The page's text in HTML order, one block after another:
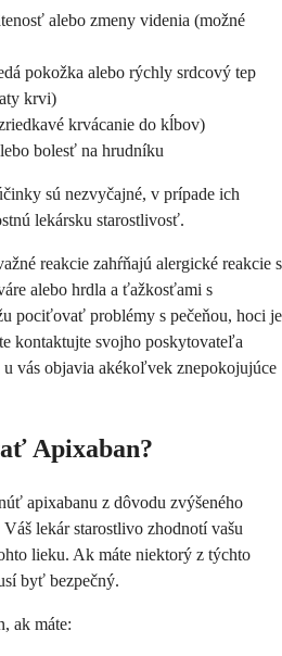
alebo zmeny videnia (možné
pokožka alebo rýchly srdcový tep
krvi)
krvácanie do kĺbov)
bolesť na hrudníku
sú nezvyčajné, v prípade ich
lekársku starostlivosť.
reakcie zahŕňajú alergické reakcie s
alebo hrdla a ťažkosťami s
pociťovať problémy s pečeňou, hoci je
kontaktujte svojho poskytovateľa
u vás objavia akékoľvek znepokojujúce
Apixaban?
apixabanu z dôvodu zvýšeného
lekár starostlivo zhodnotí vašu
lieku. Ak máte niektorý z týchto
byť bezpečný.
ak máte: